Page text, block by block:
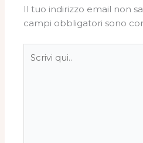
Il tuo indirizzo email non
campi obbligatori sono
qui..